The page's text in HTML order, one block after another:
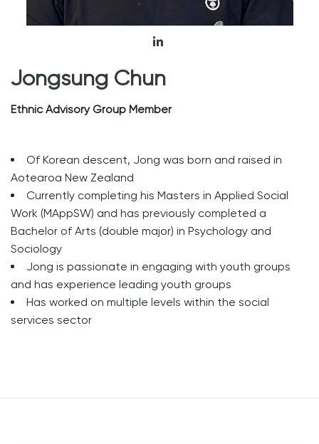
Jongsung Chun
Ethnic Advisory Group Member
Of Korean descent, Jong was born and raised in
Aotearoa New Zealand
Currently completing his Masters in Applied Social
Work (MAppSW) and has previously completed a
Bachelor of Arts (double major) in Psychology and
Sociology
Jong is passionate in engaging with youth groups
and has experience leading youth groups
Has worked on multiple levels within the social
services sector